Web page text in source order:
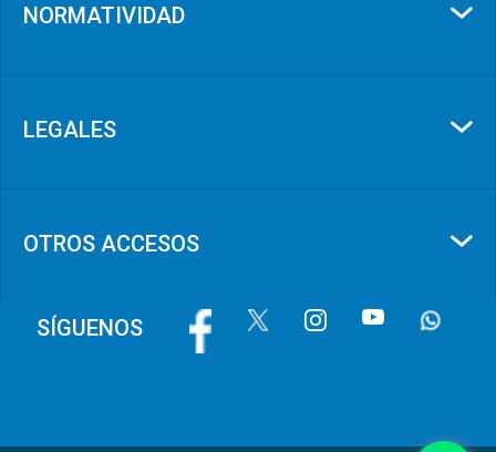
NORMATIVIDAD
LEGALES
OTROS ACCESOS
SÍGUENOS Image Image Image Image Image